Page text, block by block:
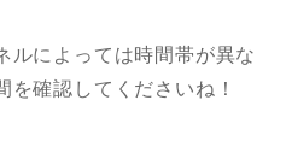
ルによっては時間帯が異な
を確認してくださいね！